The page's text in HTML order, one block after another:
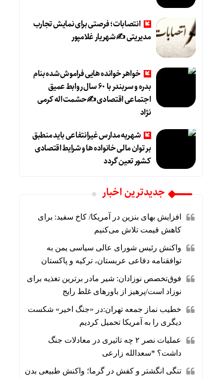
انتصابات؛ فرصتی برای نمایش تجارب
مدیریتی ✍ شهریار غلامپور
خواهر خوانده هایی فراموش شده بنام
بدره و سربندر با ۶۰ سال روابط عمیق
اجتماعی اقتصادی ✍حشمت اله کرمی
نژاد
شهریه مدارس غیرانتفاعی باید منطبق
بر توان مالی خانواده ها و شرایط اقتصادی
کشور تعین گردد
جديدترين اخبار
افزایش بهای بنزین در آمریکا/ کاخ سفید: برای
کاهش قیمت تلاش می‌کنیم
واکنش رئیس شورای عالی سیاسی یمن به
توافقنامه دفاعی عربستان، ترکیه و پاکستان
فوق‌تخصص نوزادان: شیر مادر برترین تغذیه برای
نوزاد است/پرهیز از باورهای غلط رایج
خطیب نماز جمعه تهران:در «جنگ اخیر» شکست
دیگری را به آمریکا تحمیل کردیم
عملیات نصر ۲ چه تاثیری در معادلات جنگ
داشت؟ *سعدالله زارعی
تنگی انگشتر و کفش در گرما؛ واکنش طبیعی بدن